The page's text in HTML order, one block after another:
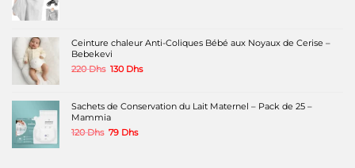
du
250 Dhs.
120 Dhs.
Ceinture chaleur Anti-Coliques Bébé aux Noyaux de Cerise –
Bebekevi
220Dhs Le
était :
220 Dhs.
130 DhsLe
130 Dhs.
Sachets de Conservation du Lait Maternel – Pack de 25 –
Mammia
120Dhs Le
79 DhsLe